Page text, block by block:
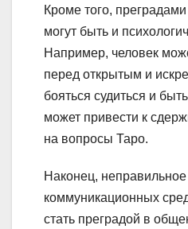
Кроме того,
могут быть и
Например, человек
перед открытым и
бояться судиться и
может привести к
на вопросы Таро.
Наконец,
коммуникационных
стать преградой в